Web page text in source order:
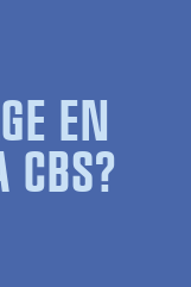
EN
CBS?